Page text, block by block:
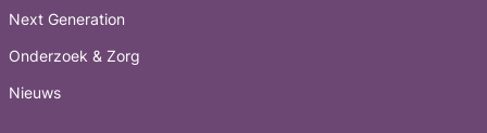
Next Generation
Onderzoek & Zorg
Nieuws